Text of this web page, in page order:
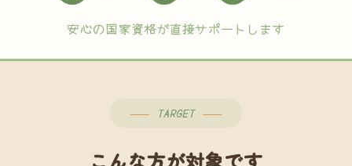
安心の国家資格が直接サポートします
TARGET
こんな方が対象です